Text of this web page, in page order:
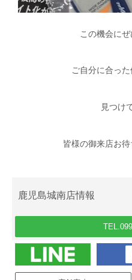
この機会に
ご自分に合っ
見つけ
皆様の御来店お
鹿児島城南店情報